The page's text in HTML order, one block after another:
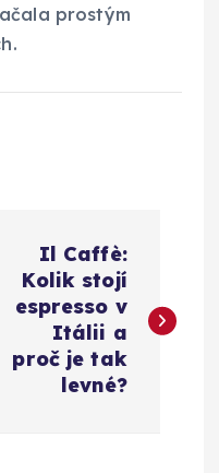
prostým
Il Caffè:
Kolik stojí
espresso v
Itálii a
proč je tak
levné?